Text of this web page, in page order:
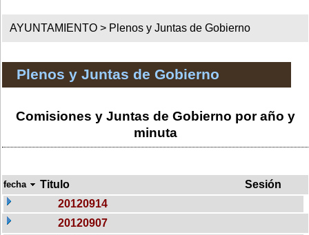
AYUNTAMIENTO > Plenos y Juntas de Gobierno
Plenos y Juntas de Gobierno
Comisiones y Juntas de Gobierno por año y
minuta
fecha Titulo
Sesión
20120914
20120907